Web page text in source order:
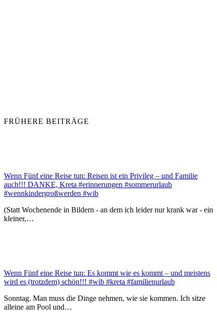
FRÜHERE BEITRÄGE
Wenn Fünf eine Reise tun: Reisen ist ein Privileg – und Familie
auch!!! DANKE, Kreta #erinnerungen #sommerurlaub
#wennkindergroßwerden #wib
(Statt Wochenende in Bildern - an dem ich leider nur krank war - ein
kleiner,…
Wenn Fünf eine Reise tun: Es kommt wie es kommt – und meistens
wird es (trotzdem) schön!!! #wib #kreta #familienurlaub
Sonntag. Man muss die Dinge nehmen, wie sie kommen. Ich sitze
alleine am Pool und…